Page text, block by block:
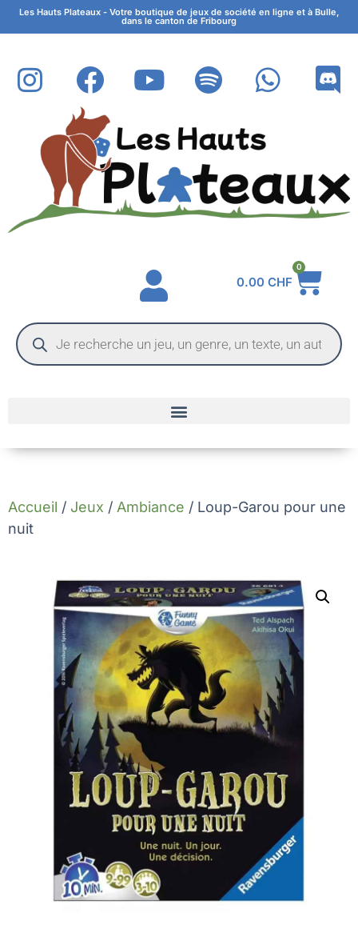
Les Hauts Plateaux - Votre boutique de jeux de société en ligne et à Bulle,
dans le canton de Fribourg
0.00 CHF
0
Accueil / Jeux / Ambiance / Loup-Garou pour une
nuit